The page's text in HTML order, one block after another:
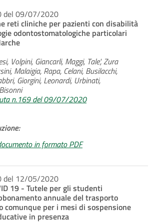
del 09/07/2020
reti cliniche per pazienti con disabilità
odontostomatologiche particolari
Volpini, Giancarli, Maggi, Tale', Zura
Malaigia, Rapa, Celani, Busilacchi,
Giorgini, Leonardi, Urbinati,
n.169 del 09/07/2020
in formato PDF
del 12/05/2020
19 - Tutele per gli studenti
annuale del trasporto
comunque per i mesi di sospensione
in presenza